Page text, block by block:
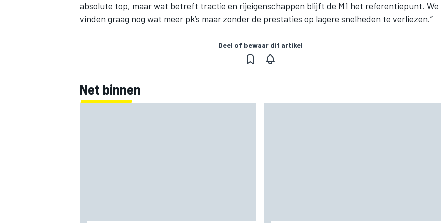
absolute top, maar wat betreft tractie en rijeigenschappen blijft de M1 het referentiepunt. We
vinden graag nog wat meer pk’s maar zonder de prestaties op lagere snelheden te verliezen.”
Deel of bewaar dit artikel
Net binnen